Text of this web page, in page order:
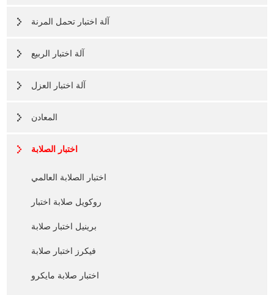
آلة اختبار تحمل المرنة
آلة اختبار الربيع
آلة اختبار العزل
المعادن
اختبار الصلابة
اختبار الصلابة العالمي
روكويل صلابة اختبار
برينيل اختبار صلابة
فيكرز اختبار صلابة
اختبار صلابة مايكرو